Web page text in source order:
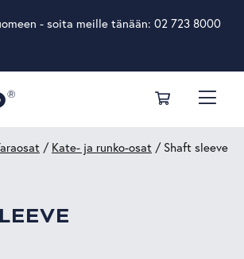
- soita meille tänään: 02 723 8000
/ Kate- ja runko-osat / Shaft sleeve